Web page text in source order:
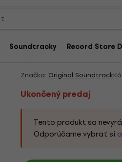
Soundtracky Record Store
Ukončený predaj
Original Soundtrack
Značka: Original Soundtrack
Ukončený predaj
Tento produkt sa
Odporúčame vybrať si